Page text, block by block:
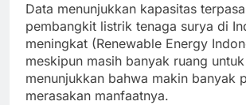
Data menunjukkan kapasitas
pembangkit listrik tenaga surya di
meningkat (Renewable Energy
meskipun masih banyak ruang
menunjukkan bahwa makin banyak
merasakan manfaatnya.